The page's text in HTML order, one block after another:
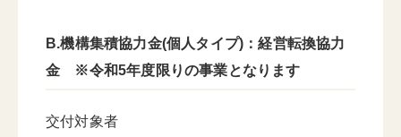
B.機構集積協力金(個人タイプ)：経営転換協力
金 ※令和5年度限りの事業となります
交付対象者